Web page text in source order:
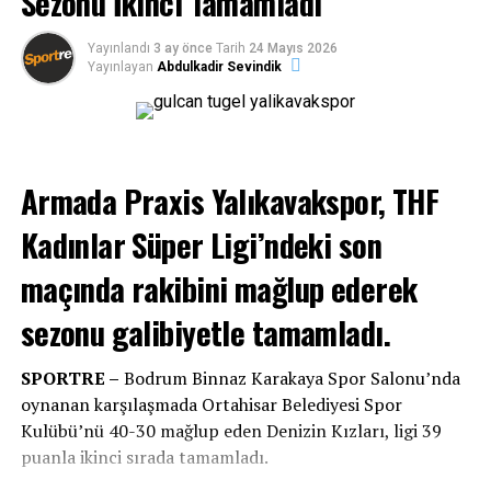
Emin Palalı, kaleme aldığı açıklamada,
Yalıkavakspor’un yıllardır kadın sporuna ve kız
çocuklarının spora kazandırılmasına katkı sunduğunu
belirterek, bugün belediyeler tarafından sezon boyunca
“Hangi konjonktür, hangi kanun, hangi
yasak?”
Yalıkavakspor’un 8 yıldır içerisinde olduğunu ve kulübün
geçmişini de bugününü de yaşayarak bildiğini belirten
destek verebildiğini hatırlattı.
Emin Palalı, “Üç yıl öncesine kadar seçilmiş belediye
başkanlarıYalıkavak Spor Kulübü
Yayınlandı 3 ay önce Tarih 24 Mayıs 2026
Yayınlayan Abdulkadir Sevindik
Armada Praxis Yalıkavakspor, THF
Kadınlar Süper Ligi’ndeki son
maçında rakibini mağlup ederek
sezonu galibiyetle tamamladı.
SPORTRE – Bodrum Binnaz Karakaya Spor Salonu’nda
oynanan karşılaşmada Ortahisar Belediyesi Spor
Kulübü’nü 40-30 mağlup eden Denizin Kızları, ligi 39
puanla ikinci sırada tamamladı.